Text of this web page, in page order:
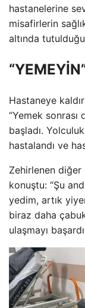
hastanelerine
misafirlerin
altında
Hastaneye
“Yemek
başladı.
hastalandı ve
Zehirlenen
konuştu: “Şu
yedim, artık
biraz daha
ulaşmayı